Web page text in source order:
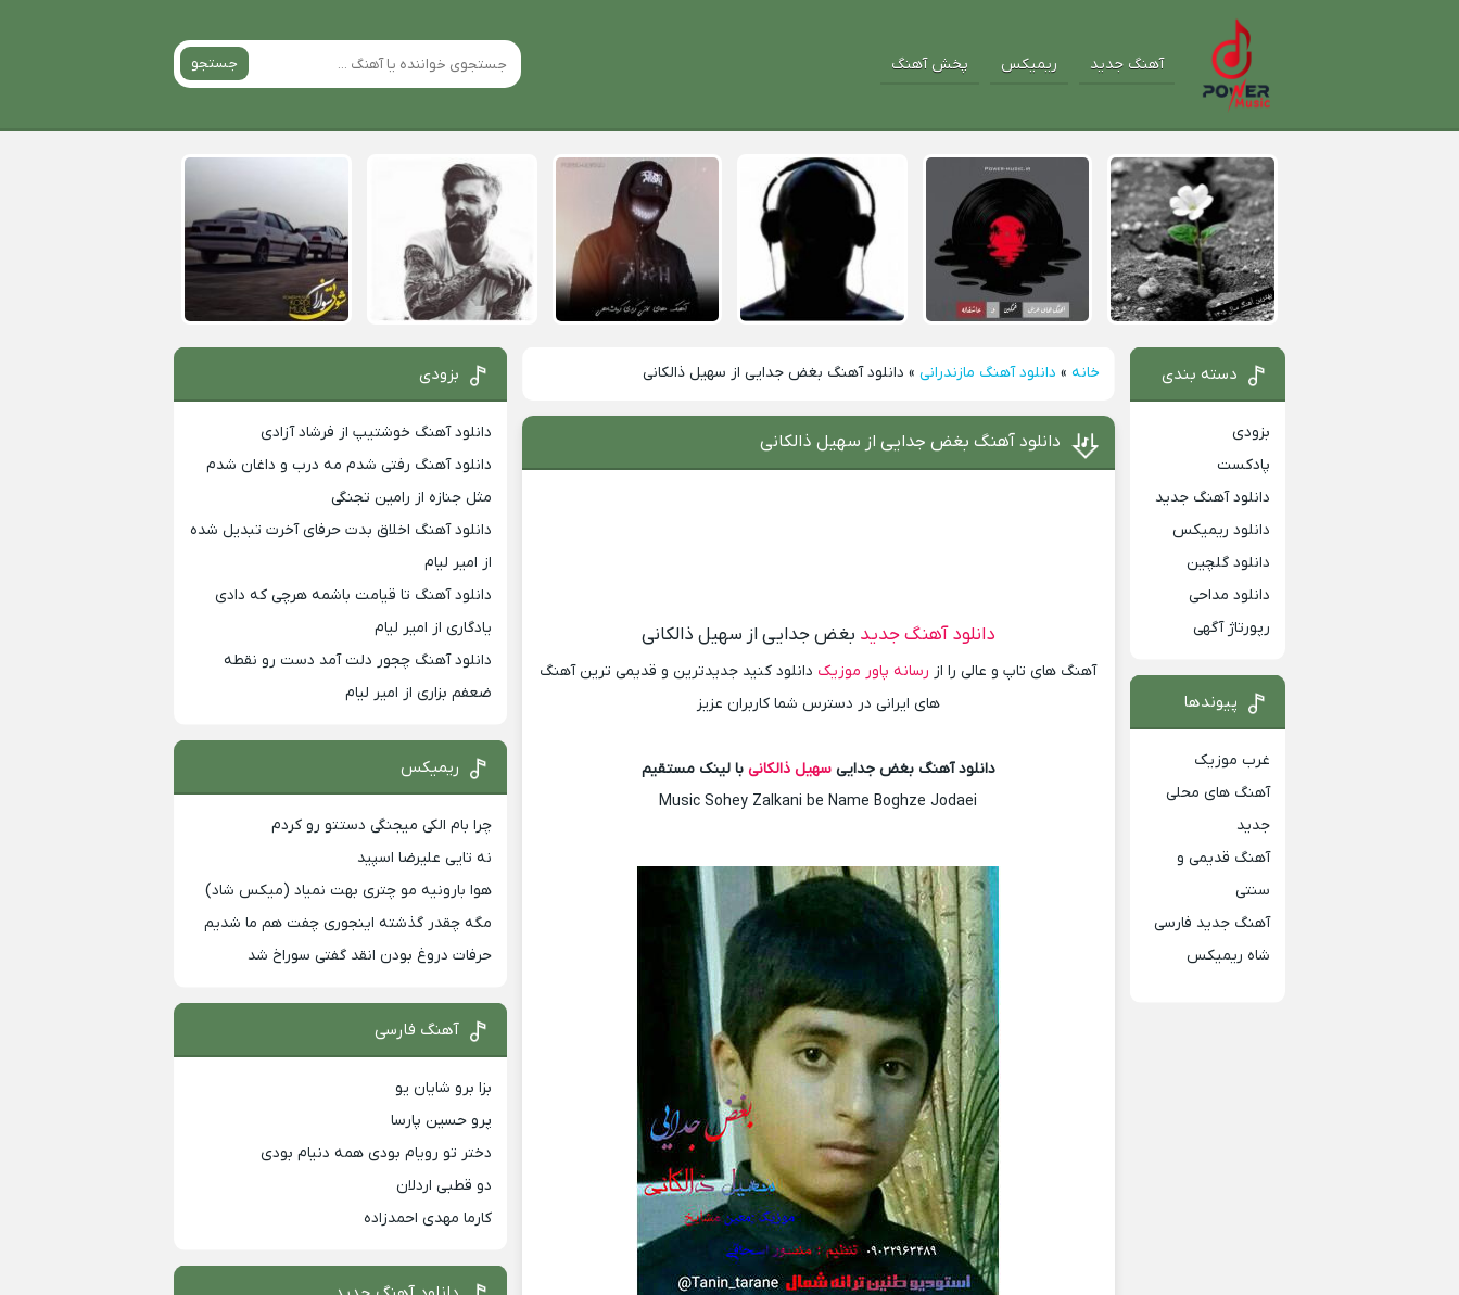
آهنگ جدید ریمیکس پخش آهنگ جستجو
خانه » دانلود آهنگ مازندرانی » دانلود آهنگ بغض جدایی از سهیل ذالکانی
دانلود آهنگ بغض جدایی از سهیل ذالکانی
دانلود آهنگ جدید بغض جدایی از سهیل ذالکانی
آهنگ های تاپ و عالی را از رسانه پاور موزیک دانلود کنید جدیدترین و قدیمی ترین آهنگ
های ایرانی در دسترس شما کاربران عزیز
دانلود آهنگ بغض جداییسهیل ذالکانی با لینک مستقیم
Music Sohey Zalkani be Name Boghze Jodaei
دسته بندی
بزودی
پادکست
دانلود آهنگ جدید
دانلود ریمیکس
دانلود گلچین
دانلود مداحی
رپورتاژ آگهی
پیوندها
غرب موزیک
آهنگ های محلی
جدید
آهنگ قدیمی و
سنتی
آهنگ جدید فارسی
شاه ریمیکس
بزودی
دانلود آهنگ خوشتیپ از فرشاد آزادی
دانلود آهنگ رفتی شدم مه درب و داغان شدم
مثل جنازه از رامین تجنگی
دانلود آهنگ اخلاق بدت حرفای آخرت تبدیل شده
از امیر لیام
دانلود آهنگ تا قیامت باشمه هرچی که دادی
یادگاری از امیر لیام
دانلود آهنگ چجور دلت آمد دست رو نقطه
ضعفم بزاری از امیر لیام
ریمیکس
چرا بام الکی میجنگی دستتو رو کردم
نه تایی علیرضا اسپید
هوا بارونیه مو چتری بهت نمیاد (میکس شاد)
مگه چقدر گذشته اینجوری چفت هم ما شدیم
حرفات دروغ بودن انقد گفتی سوراخ شد
آهنگ فارسی
بزا برو شایان یو
پرو حسین پارسا
دختر تو رویام بودی همه دنیام بودی
دو قطبی اردلان
کارما مهدی احمدزاده